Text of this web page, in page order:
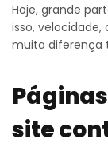
Hoje, grande
isso,
muita diferença
site